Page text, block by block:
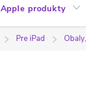
Apple produkty
Pre iPad